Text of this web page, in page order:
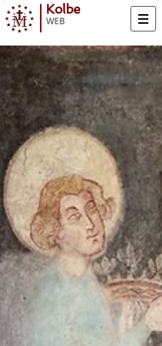
Kolbe
WEB